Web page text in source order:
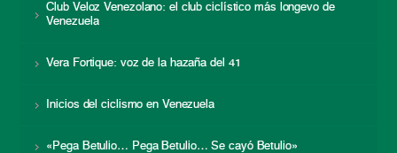
Club Veloz Venezolano: el club ciclístico más longevo de
Venezuela
Vera Fortique: voz de la hazaña del 41
Inicios del ciclismo en Venezuela
«Pega Betulio… Pega Betulio… Se cayó Betulio»